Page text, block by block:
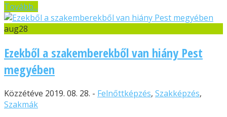
Tovább...
aug28
Ezekből a szakemberekből van hiány Pest
megyében
Közzétéve 2019. 08. 28. - Felnőttképzés, Szakképzés,
Szakmák